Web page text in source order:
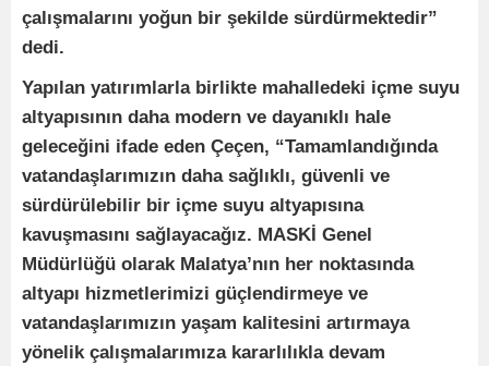
çalışmalarını yoğun bir şekilde sürdürmektedir”
dedi.
Yapılan yatırımlarla birlikte mahalledeki içme suyu
altyapısının daha modern ve dayanıklı hale
geleceğini ifade eden Çeçen, “Tamamlandığında
vatandaşlarımızın daha sağlıklı, güvenli ve
sürdürülebilir bir içme suyu altyapısına
kavuşmasını sağlayacağız. MASKİ Genel
Müdürlüğü olarak Malatya’nın her noktasında
altyapı hizmetlerimizi güçlendirmeye ve
vatandaşlarımızın yaşam kalitesini artırmaya
yönelik çalışmalarımıza kararlılıkla devam